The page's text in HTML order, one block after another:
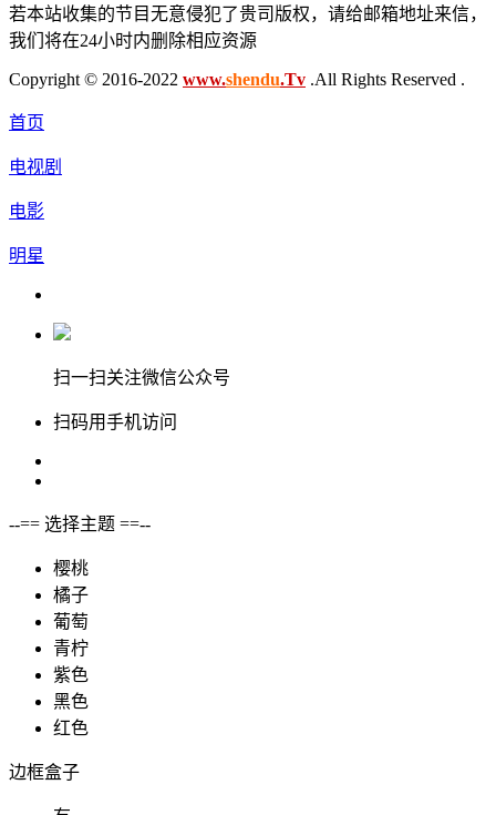
若本站收集的节目无意侵犯了贵司版权，请给邮箱地址来信，
我们将在24小时内删除相应资源
Copyright © 2016-2022 www.shendu.Tv .All Rights Reserved .
首页
电视剧
电影
明星
扫一扫关注微信公众号
扫码用手机访问
--== 选择主题 ==--
樱桃
橘子
葡萄
青柠
紫色
黑色
红色
边框盒子